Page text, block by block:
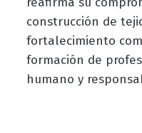
construcción de
fortalecimiento
formación de
humano y